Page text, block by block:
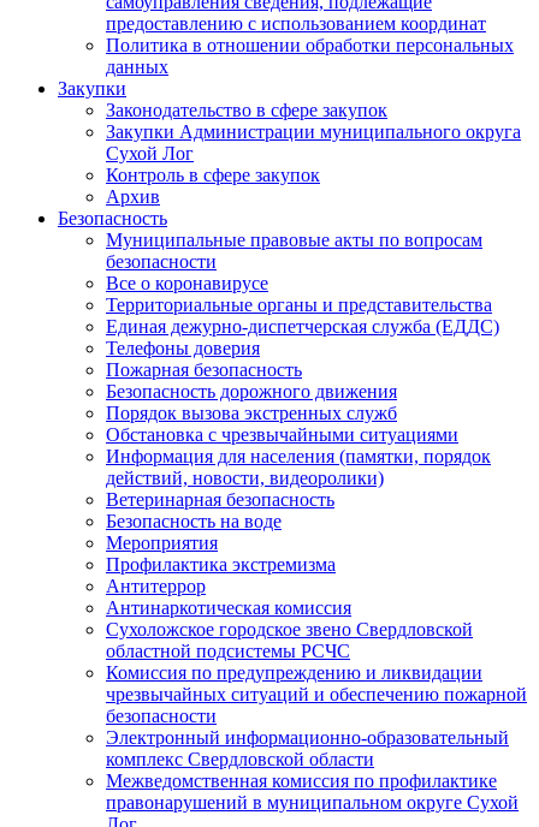
предоставлению с использованием координат
Политика в отношении обработки персональных
данных
Закупки
Законодательство в сфере закупок
Закупки Администрации муниципального округа
Сухой Лог
Контроль в сфере закупок
Архив
Безопасность
Муниципальные правовые акты по вопросам
безопасности
Все о коронавирусе
Территориальные органы и представительства
Единая дежурно-диспетчерская служба (ЕДДС)
Телефоны доверия
Пожарная безопасность
Безопасность дорожного движения
Порядок вызова экстренных служб
Обстановка с чрезвычайными ситуациями
Информация для населения (памятки, порядок
действий, новости, видеоролики)
Ветеринарная безопасность
Безопасность на воде
Мероприятия
Профилактика экстремизма
Антитеррор
Антинаркотическая комиссия
Сухоложское городское звено Свердловской
областной подсистемы РСЧС
Комиссия по предупреждению и ликвидации
чрезвычайных ситуаций и обеспечению пожарной
безопасности
Электронный информационно-образовательный
комплекс Cвердловской области
Межведомственная комиссия по профилактике
правонарушений в муниципальном округе Сухой